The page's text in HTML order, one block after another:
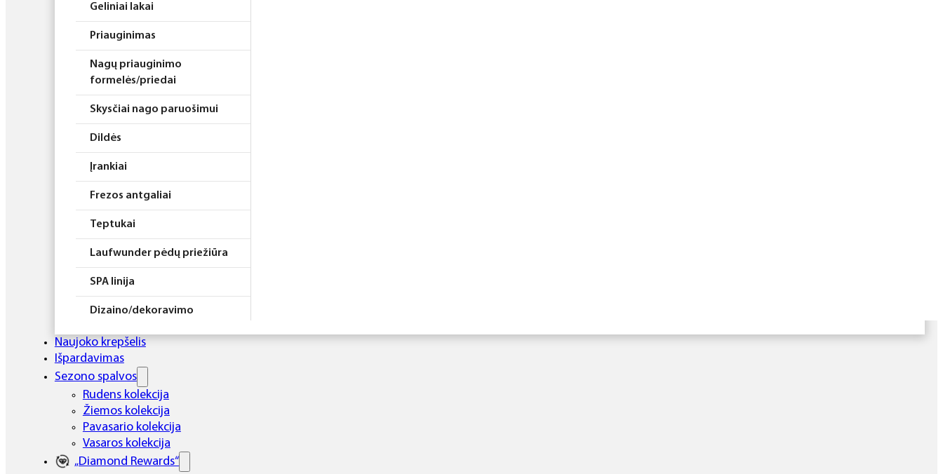
Geliniai lakai
Priauginimas
Nagų priauginimo
formelės/priedai
Skysčiai nago paruošimui
Dildės
Įrankiai
Frezos antgaliai
Teptukai
Laufwunder pėdų priežiūra
SPA linija
Dizaino/dekoravimo
Elektros prietaisai
Higiena
Atributika
Rinkiniai
Naujoko krepšelis
Išpardavimas
Sezono spalvos
Rudens kolekcija
Žiemos kolekcija
Pavasario kolekcija
Vasaros kolekcija
„Diamond Rewards“